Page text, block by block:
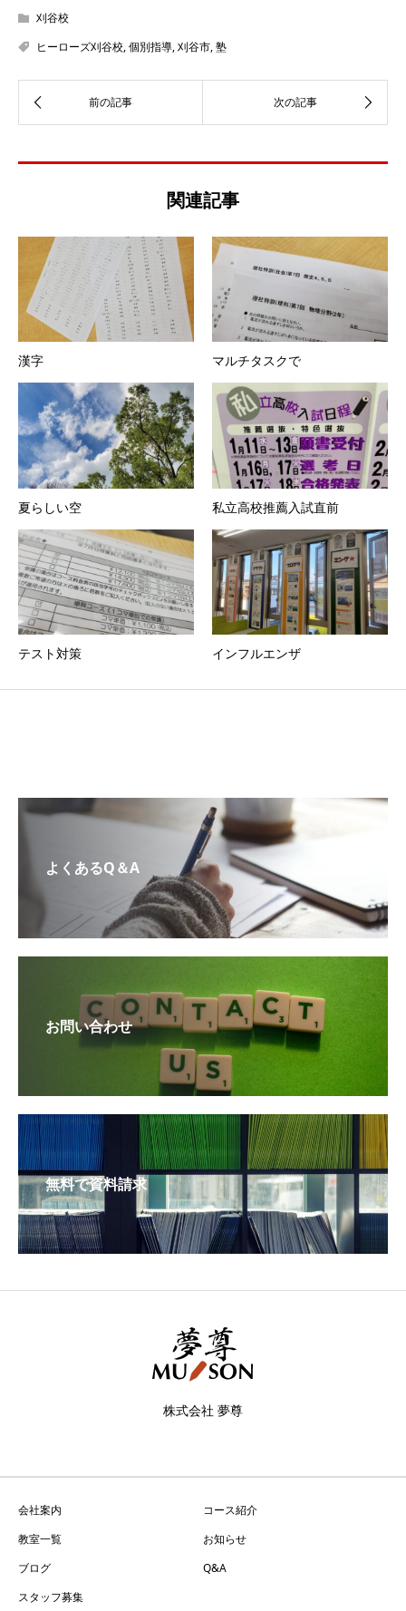
刈谷校
ヒーローズ刈谷校,個別指導,刈谷市,塾
関連記事
漢字 マルチタスクで
夏らしい空 私立高校推薦入試直前
テスト対策 インフルエンザ
よくあるQ＆A
お問い合わせ
無料で資料請求
株式会社 夢尊
会社案内
コース紹介
教室一覧
お知らせ
ブログ
Q&A
スタッフ募集